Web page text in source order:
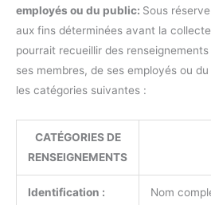
employés ou du public: Sous
aux fins déterminées avant la
pourrait recueillir des
ses membres, de ses employés ou
les catégories suivantes :
CATÉGORIES DE
RENSEIGNEMENTS
Identification :
Nom